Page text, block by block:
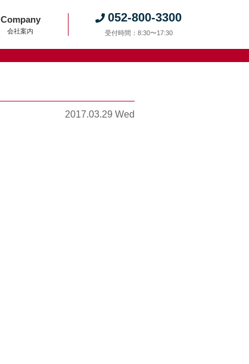
Company
会社案内
052-800-3300
受付時間：8:30〜17:30
2017.03.29 Wed